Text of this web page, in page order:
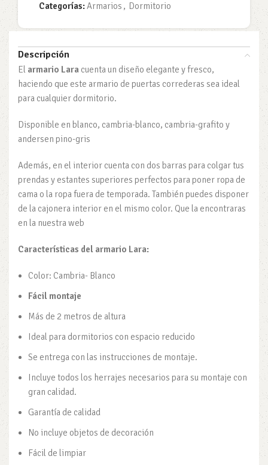
Categorías:Armarios , Dormitorio
Descripción
El armario Lara cuenta un diseño elegante y fresco,
haciendo que este armario de puertas correderas sea ideal
para cualquier dormitorio.
Disponible en blanco, cambria-blanco, cambria-grafito y
andersen pino-gris
Además, en el interior cuenta con dos barras para colgar tus
prendas y estantes superiores perfectos para poner ropa de
cama o la ropa fuera de temporada. También puedes disponer
de la cajonera interior en el mismo color. Que la encontraras
en la nuestra web
Características del armario Lara:
Color: Cambria- Blanco
Fácil montaje
Más de 2 metros de altura
Ideal para dormitorios con espacio reducido
Se entrega con las instrucciones de montaje.
Incluye todos los herrajes necesarios para su montaje con
gran calidad.
Garantía de calidad
No incluye objetos de decoración
Fácil de limpiar